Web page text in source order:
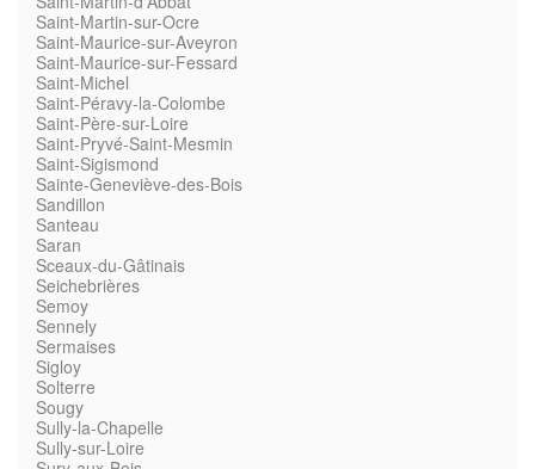
Saint-Martin-sur-Ocre
Saint-Maurice-sur-Aveyron
Saint-Maurice-sur-Fessard
Saint-Michel
Saint-Péravy-la-Colombe
Saint-Père-sur-Loire
Saint-Pryvé-Saint-Mesmin
Saint-Sigismond
Sainte-Geneviève-des-Bois
Sandillon
Santeau
Saran
Sceaux-du-Gâtinais
Seichebrières
Semoy
Sennely
Sermaises
Sigloy
Solterre
Sougy
Sully-la-Chapelle
Sully-sur-Loire